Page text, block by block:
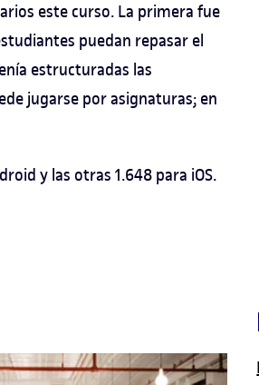
este curso. La primera fue
puedan repasar el
estructuradas las
jugarse por asignaturas; en
y las otras 1.648 para iOS.